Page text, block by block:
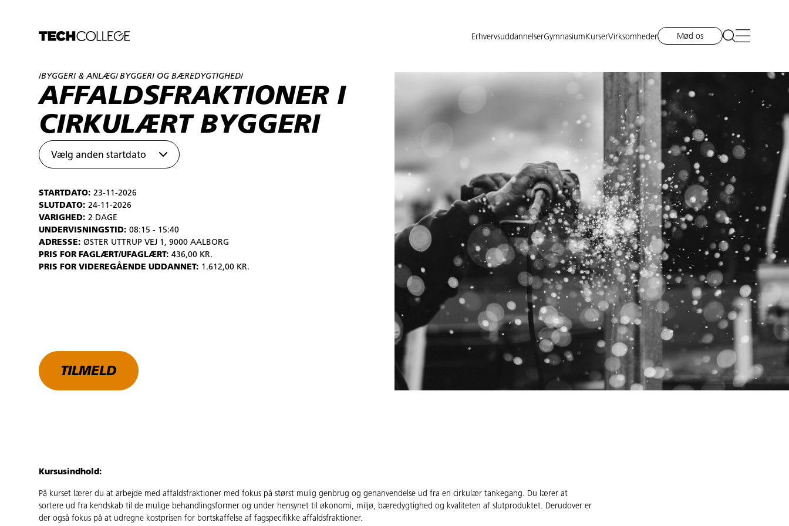
ErhvervsuddannelserGymnasium KurserVirksomheder Mød os
/BYGGERI & ANLÆG/ BYGGERI OG BÆREDYGTIGHED/
AFFALDSFRAKTIONER I
CIRKULÆRT BYGGERI
Vælg anden startdato
STARTDATO: 23-11-2026
SLUTDATO: 24-11-2026
VARIGHED: 2 DAGE
UNDERVISNINGSTID: 08:15 - 15:40
ADRESSE: ØSTER UTTRUP VEJ 1, 9000 AALBORG
PRIS FOR FAGLÆRT/UFAGLÆRT: 436,00 KR.
PRIS FOR VIDEREGÅENDE UDDANNET: 1.612,00 KR.
TILMELD
Kursusindhold:
På kurset lærer du at arbejde med affaldsfraktioner med fokus på størst mulig genbrug og genanvendelse ud fra en cirkulær tankegang. Du lærer at
sortere ud fra kendskab til de mulige behandlingsformer og under hensynet til økonomi, miljø, bæredygtighed og kvaliteten af slutproduktet. Derudover er
der også fokus på at udregne kostprisen for bortskaffelse af fagspecifikke affaldsfraktioner.